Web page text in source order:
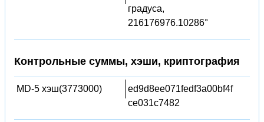
градуса,
216176976.10286°
Контрольные суммы, хэши, криптография
MD-5 хэш(3773000)
ed9d8ee071fedf3a00bf4f
ce031c7482